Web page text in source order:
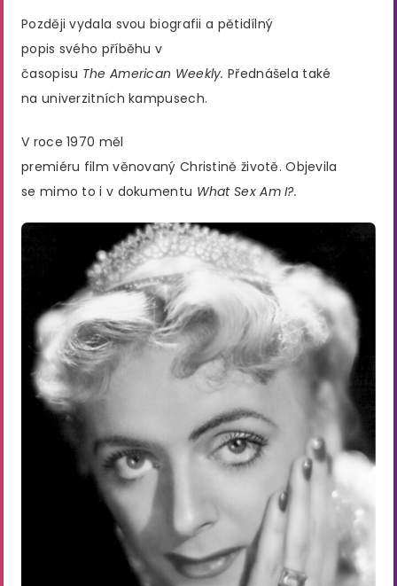
Později vydala svou biografii a pětidílný
popis svého příběhu v
časopisu The American Weekly.Přednášela také
na univerzitních kampusech.
V roce 1970 měl
premiéru film věnovaný Christině životě. Objevila
se mimo to i v dokumentu What Sex Am I?.